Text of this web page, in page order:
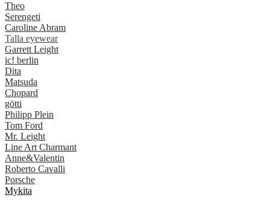
Theo
Serengeti
Caroline Abram
Talla eyewear
Garrett Leight
ic! berlin
Dita
Matsuda
Chopard
götti
Philipp Plein
Tom Ford
Mr. Leight
Line Art Charmant
Anne&Valentin
Roberto Cavalli
Porsche
Mykita